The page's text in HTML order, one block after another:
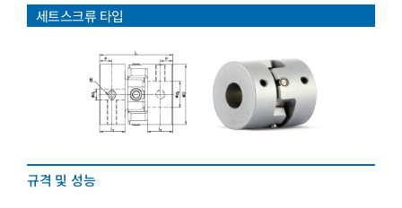
세트스크류 타입
규격 및 성능